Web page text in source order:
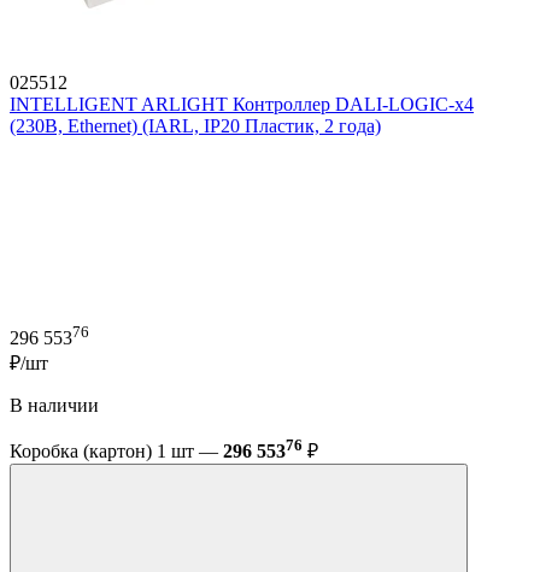
025512
INTELLIGENT ARLIGHT Контроллер DALI-LOGIC-x4
(230B, Ethernet) (IARL, IP20 Пластик, 2 года)
296 55376
₽/шт
В наличии
Коробка (картон) 1 шт — 296 55376 ₽